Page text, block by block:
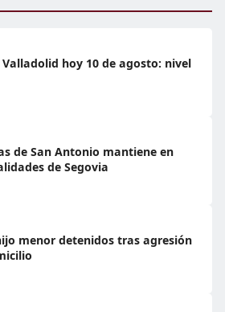
hoy 10 de agosto: nivel
de San Antonio mantiene en
de Segovia
menor detenidos tras agresión